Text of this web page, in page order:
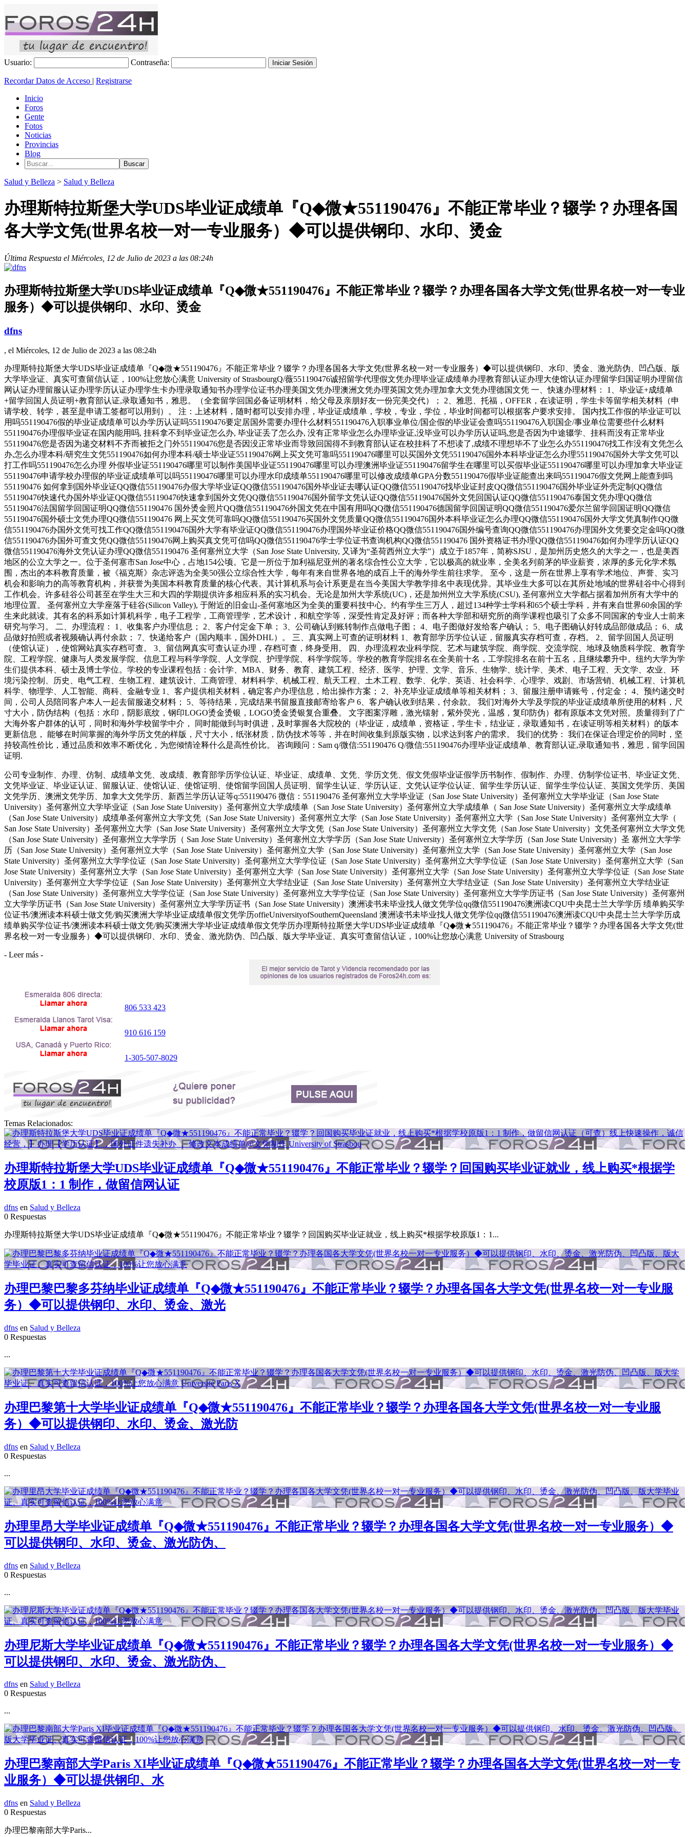
Usuario: Contraseña:
Recordar Datos de Acceso | Registrarse
Inicio
Foros
Gente
Fotos
Noticias
Provincias
Blog
Salud y Belleza > Salud y Belleza
办理斯特拉斯堡大学UDS毕业证成绩单『Q◆微★551190476』不能正常毕业？辍学？办理各国
各大学文凭(世界名校一对一专业服务）◆可以提供钢印、水印、烫金
Última Respuesta el Miércoles, 12 de Julio de 2023 a las 08:24h
办理斯特拉斯堡大学UDS毕业证成绩单『Q◆微★551190476』不能正常毕业？辍学？办理各国各大学文凭(世界名校一对一专业
服务）◆可以提供钢印、水印、烫金
dfns
, el Miércoles, 12 de Julio de 2023 a las 08:24h
办理斯特拉斯堡大学UDS毕业证成绩单『Q◆微★551190476』不能正常毕业？辍学？办理各国各大学文凭(世界名校一对一专业服务）◆可以提供钢印、水印、烫金、激光防伪、凹凸版、版
大学毕业证、真实可查留信认证，100%让您放心满意 University of StrasbourgQ/薇551190476诚招留学代理假文凭办理毕业证成绩单办理教育部认证办理大使馆认证办理留学归国证明办理留信
网认证办理留服认证办理学历认证办理学生卡办理录取通知书办理学位证书办理美国文凭办理澳洲文凭办理英国文凭办理加拿大文凭办理德国文凭 一、快速办理材料： 1、毕业证+成绩单
+留学回国人员证明+教育部认证,录取通知书，雅思。（全套留学回国必备证明材料，给父母及亲朋好友一份完美交代）； 2、雅思、托福，OFFER，在读证明，学生卡等留学相关材料（申
请学校、转学，甚至是申请工签都可以用到）。 注：上述材料，随时都可以安排办理，毕业证成绩单，学校，专业，学位，毕业时间都可以根据客户要求安排。 国内找工作假的毕业证可以
用吗551190476假的毕业证成绩单可以办学历认证吗551190476要定居国外需要办理什么材料551190476入职事业单位/国企假的毕业证会查吗551190476入职国企/事业单位需要些什么材料
551190476办理假毕业证在国内能用吗, 挂科拿不到毕业证怎么办, 毕业证丢了怎么办, 没有正常毕业怎么办理毕业证,没毕业可以办学历认证吗,您是否因为中途辍学、挂科而没有正常毕业
551190476您是否因为递交材料不齐而被拒之门外551190476您是否因没正常毕业而导致回国得不到教育部认证在校挂科了不想读了,成绩不理想毕不了业怎么办551190476找工作没有文凭怎么
办,怎么办理本科/研究生文凭551190476如何办理本科/硕士毕业证551190476网上买文凭可靠吗551190476哪里可以买国外文凭551190476国外本科毕业证怎么办理551190476国外大学文凭可以
打工作吗551190476怎么办理 外假毕业证551190476哪里可以制作美国毕业证551190476哪里可以办理澳洲毕业证551190476留学生在哪里可以买假毕业证551190476哪里可以办理加拿大毕业证
551190476申请学校办理假的毕业证成绩单可以吗551190476哪里可以办理水印成绩单551190476哪里可以修改成绩单GPA分数551190476假毕业证能查出来吗551190476假文凭网上能查到吗
551190476 如何拿到国外毕业证QQ微信551190476办假大学毕业证QQ微信551190476国外毕业证去哪认证QQ微信551190476找毕业证封皮QQ微信551190476国外毕业证外壳定制QQ微信
551190476快速代办国外毕业证QQ微信551190476快速拿到国外文凭QQ微信551190476国外留学文凭认证QQ微信551190476国外文凭回国认证QQ微信551190476泰国文凭办理QQ微信
551190476法国留学回国证明QQ微信551190476 国外烫金照片QQ微信551190476外国文凭在中国有用吗QQ微信551190476德国留学回国证明QQ微信551190476爱尔兰留学回国证明QQ微信
551190476国外硕士文凭办理QQ微信551190476 网上买文凭可靠吗QQ微信551190476买国外文凭质量QQ微信551190476国外本科毕业证怎么办理QQ微信551190476国外大学文凭真制作QQ微
信551190476办国外文凭可找工作QQ微信551190476国外大学有毕业证QQ微信551190476办理国外毕业证价格QQ微信551190476国外编号查询QQ微信551190476办理国外文凭要交定金吗QQ微
信551190476办国外可查文凭QQ微信551190476网上购买真文凭可信吗QQ微信551190476学士学位证书查询机构QQ微信551190476 国外资格证书办理QQ微信551190476如何办理学历认证QQ
微信551190476海外文凭认证办理QQ微信551190476 圣何塞州立大学（San Jose State University, 又译为“圣荷西州立大学”）成立于1857年，简称SJSU，是加州历史悠久的大学之一，也是美西
地区的公立大学之一。位于圣何塞市San Jose中心，占地154公顷。它是一所位于加利福尼亚州的著名综合性公立大学，它以极高的就业率，全美名列前茅的毕业薪资，浓厚的多元化学术氛
围，杰出的本科教育质量，被《福克斯》杂志评选为全美50强公立综合性大学，每年有来自世界各地的成百上千的海外学生前往求学。 至今，这是一所在世界上享有学术地位、声誉、实习
机会和影响力的高等教育机构，并获誉为美国本科教育质量的核心代表。其计算机系与会计系更是在当今美国大学教学排名中表现优异。其毕业生大多可以在其所处地域的世界硅谷中心得到
工作机会。许多硅谷公司甚至在学生大三和大四的学期提供许多相应科系的实习机会。无论是加州大学系统(UC)，还是加州州立大学系统(CSU), 圣何塞州立大学都占据着加州所有大学中的
地理位置。 圣何塞州立大学座落于硅谷(Silicon Valley), 于附近的旧金山-圣何塞地区为全美的重要科技中心。约有学生三万人，超过134种学士学科和65个硕士学科，并有来自世界60余国的学
生来此就读。其有名的科系如计算机科学，电子工程学，工商管理学，艺术设计，和航空学等，深受性肯定及好评；而各种大学部和研究所的商学课程也吸引了众多不同国家的专业人士前来
研究与学习。 二、办理流程： 1、收集客户办理信息； 2、客户付定金下单； 3、公司确认到账转制作点做电子图； 4、电子图做好发给客户确认； 5、电子图确认好转成品部做成品； 6、成
品做好拍照或者视频确认再付余款； 7、快递给客户（国内顺丰，国外DHL）。 三、真实网上可查的证明材料 1、教育部学历学位认证，留服真实存档可查，存档。 2、留学回国人员证明
（使馆认证），使馆网站真实存档可查。 3、留信网真实可查认证办理，存档可查，终身受用。 四、办理流程农业科学院、艺术与建筑学院、商学院、交流学院、地球及物质科学院、教育学
院、工程学院、健康与人类发展学院、信息工程与科学学院、人文学院、护理学院、科学学院等。学校的教育学院排名在全美前十名，工学院排名在前十五名，且继续攀升中。纽约大学为学
生们提供本科、硕士及博士学位。学校的专业课程包括：会计学、MBA、财务、教育、建筑工程、经济、医学、护理、文学、音乐、生物学、统计学、美术、电子工程、天文学、农业、环
境污染控制、历史、电气工程、生物工程、建筑设计、工商管理、材料科学、机械工程、航天工程、土木工程、数学、化学、英语、社会科学、心理学、戏剧、市场营销、机械工程、计算机
科学、物理学、人工智能、商科、金融专业 1、客户提供相关材料，确定客户办理信息，给出操作方案； 2、补充毕业证成绩单等相关材料； 3、留服注册申请账号，付定金； 4、预约递交时
间，公司人员陪同客户本人一起去留服递交材料； 5、等待结果，完成结果书留服直接邮寄给客户 6、客户确认收到结果，付余款。 我们对海外大学及学院的毕业证成绩单所使用的材料，尺
寸大小，防伪结构（包括：水印，阴影底纹，钢印LOGO烫金烫银，LOGO烫金烫银复合重叠。 文字图案浮雕，激光镭射，紫外荧光，温感，复印防伪）都有原版本文凭对照。质量得到了广
大海外客户群体的认可，同时和海外学校留学中介， 同时能做到与时俱进，及时掌握各大院校的（毕业证，成绩单，资格证，学生卡，结业证，录取通知书，在读证明等相关材料）的版本
更新信息， 能够在时间掌握的海外学历文凭的样版，尺寸大小，纸张材质，防伪技术等等，并在时间收集到原版实物，以求达到客户的需求。 我们的优势： 我们在保证合理定价的同时，坚
持较高性价比，通过品质和效率不断优化，为您倾情诠释什么是高性价比。 咨询顾问：Sam q/微信:551190476 Q/微信:551190476办理毕业证成绩单、教育部认证,录取通知书，雅思，留学回国
证明.
公司专业制作、办理、仿制、成绩单文凭、改成绩、教育部学历学位认证、毕业证、成绩单、文凭、学历文凭、假文凭假毕业证假学历书制作、假制作、办理、仿制学位证书、毕业证文凭、
文凭毕业证、毕业证认证、留服认证、使馆认证、使馆证明、使馆留学回国人员证明、留学生认证、学历认证、文凭认证学位认证、留学生学历认证、留学生学位认证、英国文凭学历、美国
文凭学历、澳洲文凭学历、加拿大文凭学历、新西兰学历认证等q:551190476 微信：551190476 圣何塞州立大学毕业证（San Jose State University）圣何塞州立大学毕业证（San Jose State
University）圣何塞州立大学毕业证（San Jose State University）圣何塞州立大学成绩单（San Jose State University）圣何塞州立大学成绩单（ San Jose State University）圣何塞州立大学成绩单
（San Jose State University）成绩单圣何塞州立大学文凭（San Jose State University）圣何塞州立大学（San Jose State University）圣何塞州立大学（San Jose State University）圣何塞州立大学（
San Jose State University）圣何塞州立大学（San Jose State University）圣何塞州立大学文凭（San Jose State University）圣何塞州立大学文凭（San Jose State University）文凭圣何塞州立大学文凭
（San Jose State University）圣何塞州立大学学历（ San Jose State University）圣何塞州立大学学历（San Jose State University）圣何塞州立大学学历（San Jose State University）圣 塞州立大学学
历（San Jose State University）圣何塞州立大学（San Jose State University）圣何塞州立大学（San Jose State University）圣何塞州立大学（San Jose State University）圣何塞州立大学（San Jose
State University）圣何塞州立大学学位证（San Jose State University）圣何塞州立大学学位证（San Jose State University）圣何塞州立大学学位证（San Jose State University）圣何塞州立大学（San
Jose State University）圣何塞州立大学（San Jose State University）圣何塞州立大学（San Jose State University）圣何塞州立大学（San Jose State University）圣何塞州立大学学位证（San Jose State
University）圣何塞州立大学学位证（San Jose State University）圣何塞州立大学结业证（San Jose State University）圣何塞州立大学结业证（San Jose State University）圣何塞州立大学结业证
（San Jose State University）圣何塞州立大学学位证（San Jose State University）圣何塞州立大学学位证（San Jose State University）圣何塞州立大学学历证书（San Jose State University）圣何塞州
立大学学历证书（San Jose State University）圣何塞州立大学学历证书（San Jose State University）澳洲读书未毕业找人做文凭学位qq微信551190476澳洲读CQU中央昆士兰大学学历 绩单购买学
位证书/澳洲读本科硕士做文凭/购买澳洲大学毕业证成绩单假文凭学历offieUniversityofSouthernQueensland 澳洲读书未毕业找人做文凭学位qq微信551190476澳洲读CQU中央昆士兰大学学历成
绩单购买学位证书/澳洲读本科硕士做文凭/购买澳洲大学毕业证成绩单假文凭学历办理斯特拉斯堡大学UDS毕业证成绩单『Q◆微★551190476』不能正常毕业？辍学？办理各国各大学文凭(世
界名校一对一专业服务）◆可以提供钢印、水印、烫金、激光防伪、凹凸版、版大学毕业证、真实可查留信认证，100%让您放心满意 University of Strasbourg
- Leer más -
806 533 423
910 616 159
1-305-507-8029
Temas Relacionados:
办理斯特拉斯堡大学UDS毕业证成绩单『Q◆微★551190476』不能正常毕业？辍学？回国购买毕业证就业，线上购买*根据学
校原版1：1 制作，做留信网认证
dfns en Salud y Belleza
0 Respuestas
办理斯特拉斯堡大学UDS毕业证成绩单『Q◆微★551190476』不能正常毕业？辍学？回国购买毕业证就业，线上购买*根据学校原版1：1...
办理巴黎巴黎多芬纳毕业证成绩单『Q◆微★551190476』不能正常毕业？辍学？办理各国各大学文凭(世界名校一对一专业服
务）◆可以提供钢印、水印、烫金、激光
dfns en Salud y Belleza
0 Respuestas
...
办理巴黎第十大学毕业证成绩单『Q◆微★551190476』不能正常毕业？辍学？办理各国各大学文凭(世界名校一对一专业服
务）◆可以提供钢印、水印、烫金、激光防
dfns en Salud y Belleza
0 Respuestas
...
办理里昂大学毕业证成绩单『Q◆微★551190476』不能正常毕业？辍学？办理各国各大学文凭(世界名校一对一专业服务）◆
可以提供钢印、水印、烫金、激光防伪、
dfns en Salud y Belleza
0 Respuestas
...
办理尼斯大学毕业证成绩单『Q◆微★551190476』不能正常毕业？辍学？办理各国各大学文凭(世界名校一对一专业服务）◆
可以提供钢印、水印、烫金、激光防伪、
dfns en Salud y Belleza
0 Respuestas
...
办理巴黎南部大学Paris XI毕业证成绩单『Q◆微★551190476』不能正常毕业？辍学？办理各国各大学文凭(世界名校一对一专
业服务）◆可以提供钢印、水
dfns en Salud y Belleza
0 Respuestas
办理巴黎南部大学Paris...